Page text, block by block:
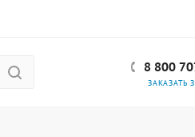
8 800
ЗАКАЗАТЬ